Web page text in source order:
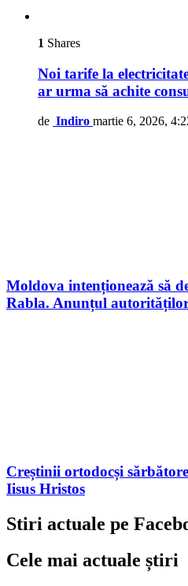
1 Shares
Noi tarife la
ar urma să achite
de Indiro martie 6, 2026,
Moldova intenționează să
Rabla. Anunțul
Creștinii ortodocși
Iisus Hristos
Stiri actuale pe
Cele mai actuale știri